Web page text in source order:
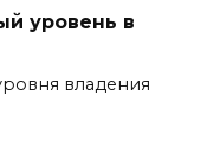
уровень в
владения